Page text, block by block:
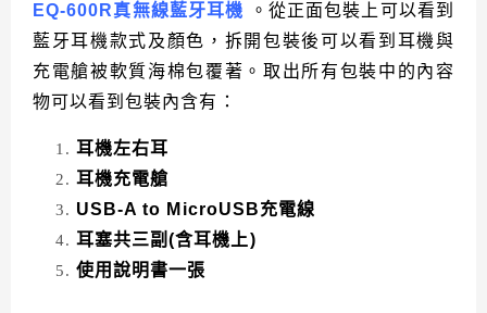
EQ-600R真無線藍牙耳機 。從正面包裝上可以看到
藍牙耳機款式及顏色，拆開包裝後可以看到耳機與
充電艙被軟質海棉包覆著。取出所有包裝中的內容
物可以看到包裝內含有：
耳機左右耳
耳機充電艙
USB-A to MicroUSB充電線
耳塞共三副(含耳機上)
使用說明書一張